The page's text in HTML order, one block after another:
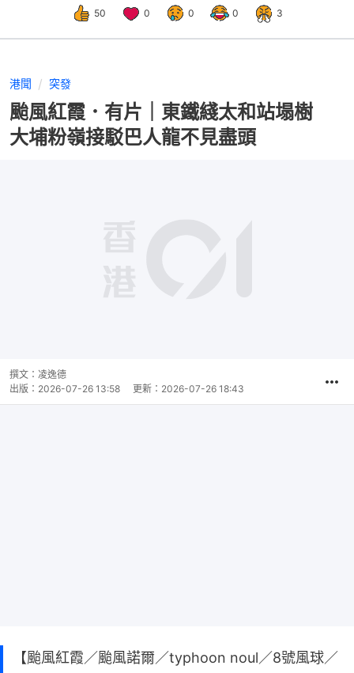
50 0 0 0 3
港聞 突發
颱風紅霞．有片｜東鐵綫太和站塌樹
大埔粉嶺接駁巴人龍不見盡頭
撰文： 凌逸德
出版： 2026-07-26 13:58 更新： 2026-07-26 18:43
【颱風紅霞／颱風諾爾／typhoon noul／8號風球／